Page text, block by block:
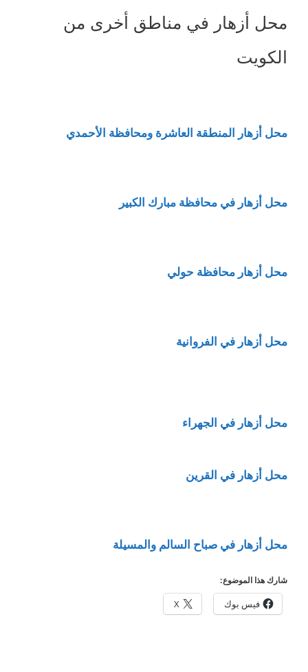
محل أزهار في مناطق أخرى من
الكويت
محل أزهار المنطقة العاشرة ومحافظة الأحمدي
محل أزهار في محافظة مبارك الكبير
محل أزهار محافظة حولي
محل أزهار في الفروانية
محل أزهار في الجهراء
محل أزهار في القرين
محل أزهار في صباح السالم والمسيلة
شارك هذا الموضوع:
فيس بوك X